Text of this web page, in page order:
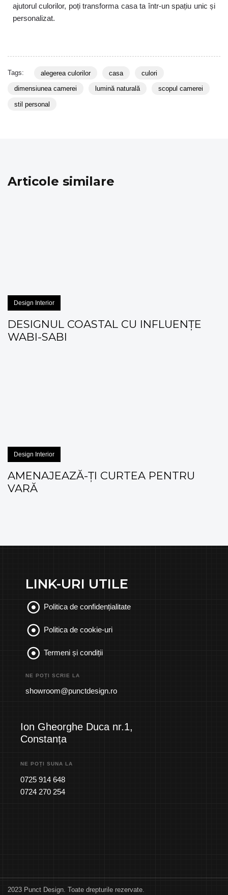
ajutorul culorilor, poți transforma casa ta într-un spațiu unic și
personalizat.
Tags: alegerea culorilor casa culori
dimensiunea camerei lumină naturală scopul camerei
stil personal
Articole similare
Design Interior
DESIGNUL COASTAL CU INFLUENȚE
WABI-SABI
Design Interior
AMENAJEAZĂ-ȚI CURTEA PENTRU
VARĂ
LINK-URI UTILE
Politica de confidențialitate
Politica de cookie-uri
Termeni și condiții
NE POȚI SCRIE LA
showroom@punctdesign.ro
Ion Gheorghe Duca nr.1,
Constanța
NE POȚI SUNA LA
0725 914 648
0724 270 254
2023 Punct Design. Toate drepturile rezervate.